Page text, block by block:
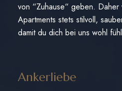
von “Zuhause“ geben. Daher
Apartments stets stilvoll,
damit du dich bei uns wohl
Ankerliebe